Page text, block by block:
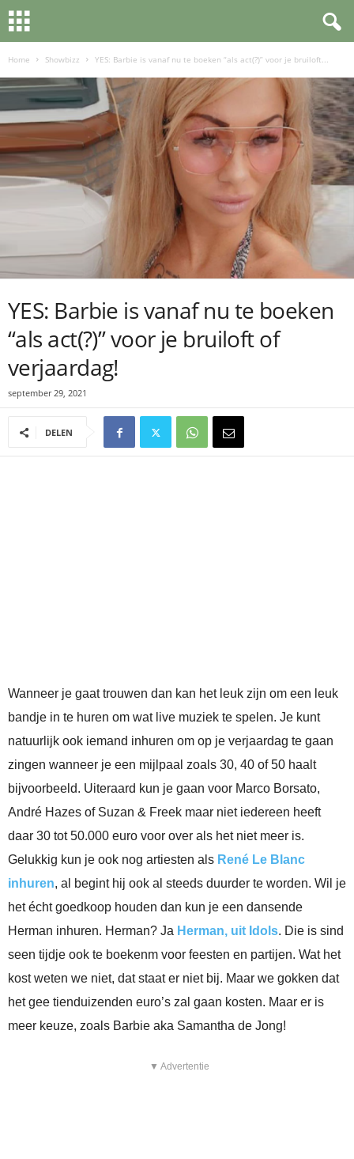
Home Showbizz YES: Barbie is vanaf nu te boeken “als act(?)” voor je bruiloft...
YES: Barbie is vanaf nu te boeken
“als act(?)” voor je bruiloft of
verjaardag!
september 29, 2021
DELEN
Wanneer je gaat trouwen dan kan het leuk zijn om een leuk
bandje in te huren om wat live muziek te spelen. Je kunt
natuurlijk ook iemand inhuren om op je verjaardag te gaan
zingen wanneer je een mijlpaal zoals 30, 40 of 50 haalt
bijvoorbeeld. Uiteraard kun je gaan voor Marco Borsato,
André Hazes of Suzan & Freek maar niet iedereen heeft
daar 30 tot 50.000 euro voor over als het niet meer is.
Gelukkig kun je ook nog artiesten als René Le Blanc
inhuren, al begint hij ook al steeds duurder te worden. Wil je
het écht goedkoop houden dan kun je een dansende
Herman inhuren. Herman? Ja Herman, uit Idols. Die is sind
seen tijdje ook te boekenm voor feesten en partijen. Wat het
kost weten we niet, dat staat er niet bij. Maar we gokken dat
het gee tienduizenden euro’s zal gaan kosten. Maar er is
meer keuze, zoals Barbie aka Samantha de Jong!
▼ Advertentie